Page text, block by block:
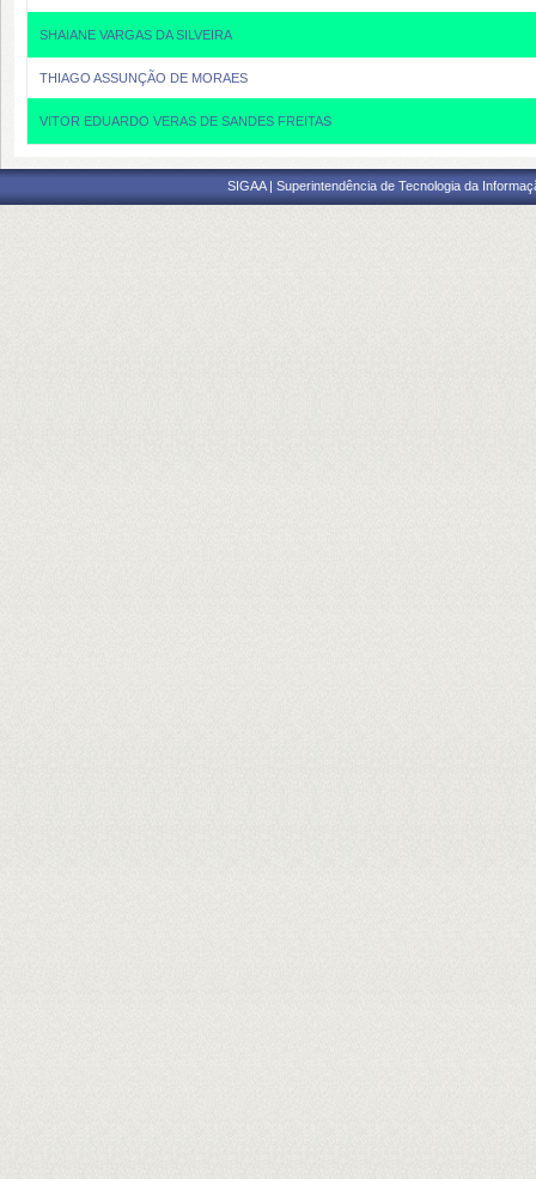
SHAIANE VARGAS DA SILVEIRA
THIAGO ASSUNÇÃO DE MORAES
VITOR EDUARDO VERAS DE SANDES FREITAS
SIGAA | Superintendência de Tecnologia da